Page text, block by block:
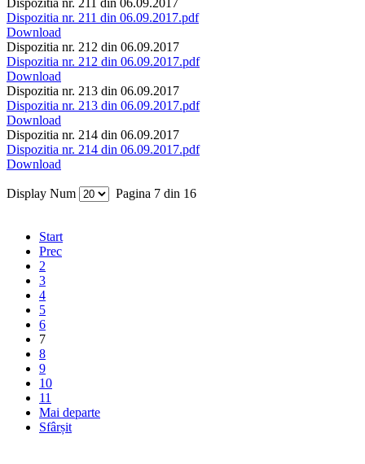
Dispozitia nr. 211 din 06.09.2017
Dispozitia nr. 211 din 06.09.2017.pdf
Download
Dispozitia nr. 212 din 06.09.2017
Dispozitia nr. 212 din 06.09.2017.pdf
Download
Dispozitia nr. 213 din 06.09.2017
Dispozitia nr. 213 din 06.09.2017.pdf
Download
Dispozitia nr. 214 din 06.09.2017
Dispozitia nr. 214 din 06.09.2017.pdf
Download
Display Num Pagina 7 din 16
Start
Prec
2
3
4
5
6
7
8
9
10
11
Mai departe
Sfârșit